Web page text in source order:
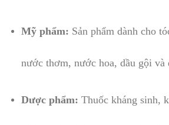
Mỹ phẩm: Sản phẩm dành cho
nước thơm, nước hoa, dầu gội và
Dược phẩm: Thuốc kháng sinh,